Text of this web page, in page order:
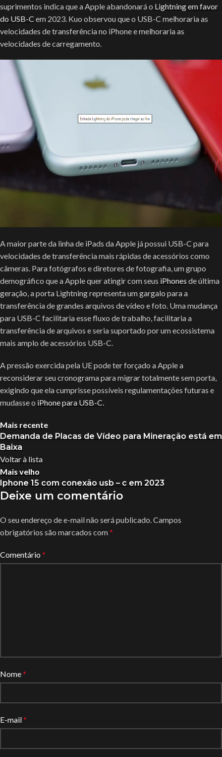
suprimentos indica que a Apple abandonará o Lightning em favor
do USB-C em 2023. Kuo observou que o USB-C melhoraria as
velocidades de transferência no ‌iPhone‌ e melhoraria as
velocidades de carregamento.
A maior parte da linha de iPads da Apple já possui USB-C para
velocidades de transferência mais rápidas de acessórios como
câmeras. Para fotógrafos e diretores de fotografia, um grupo
demográfico que a Apple quer atingir com seus iPhones de última
geração, a porta Lightning representa um gargalo para a
transferência de grandes arquivos de vídeo e foto. Uma mudança
para USB-C facilitaria esse fluxo de trabalho, facilitaria a
transferência de arquivos e seria suportado por um ecossistema
mais amplo de acessórios USB-C.
A pressão exercida pela UE pode ter forçado a Apple a
reconsiderar seu cronograma para migrar totalmente sem porta,
exigindo que ela cumprisse possíveis regulamentações futuras e
mudasse o ‌iPhone‌ para USB-C.
Mais recente
Demanda de Placas de Vídeo para Mineração está em
Baixa
Voltar à lista
Mais velho
Iphone 15 com conexão usb – c em 2023
Deixe um comentário
O seu endereço de e-mail não será publicado.Campos
obrigatórios são marcados com*
Comentário *
Nome*
E-mail*